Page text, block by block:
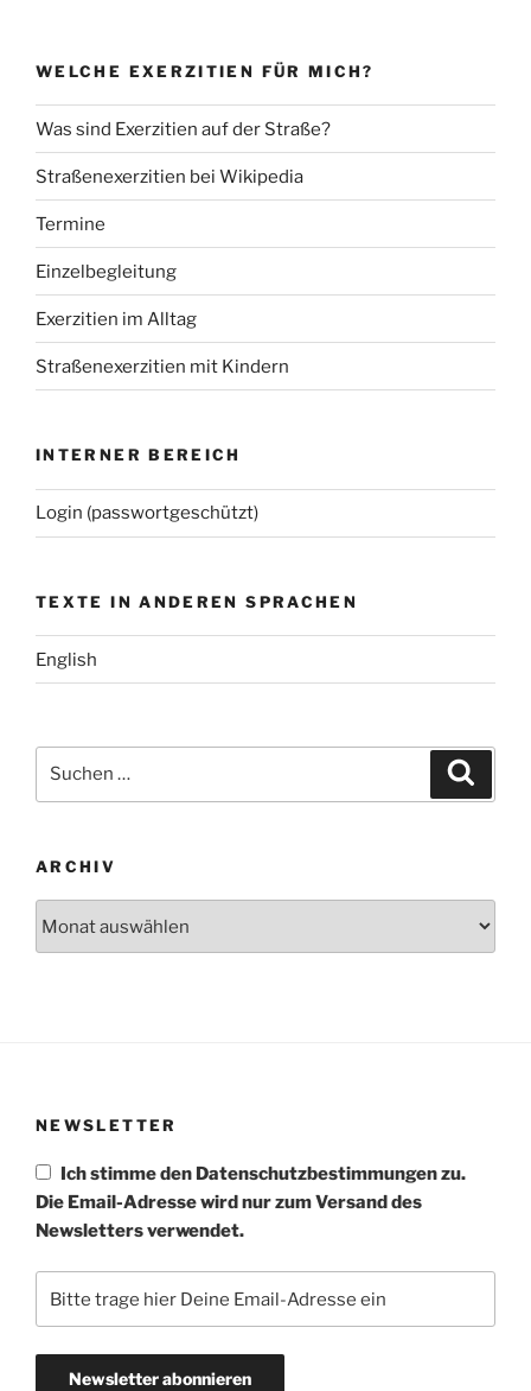
WELCHE EXERZITIEN FÜR MICH?
Was sind Exerzitien auf der Straße?
Straßenexerzitien bei Wikipedia
Termine
Einzelbegleitung
Exerzitien im Alltag
Straßenexerzitien mit Kindern
INTERNER BEREICH
Login (passwortgeschützt)
TEXTE IN ANDEREN SPRACHEN
English
nach:
ARCHIV
NEWSLETTER
Ich stimme den Datenschutzbestimmungen zu.
Die Email-Adresse wird nur zum Versand des
Newsletters verwendet.